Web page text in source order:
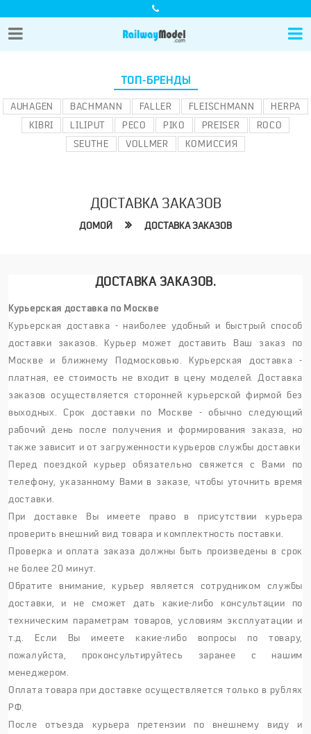
ТОП-БРЕНДЫ
AUHAGEN BACHMANN FALLER FLEISCHMANN
HERPA
KIBRI
LILIPUT PECO PIKO PREISER
ROCO
SEUTHE
VOLLMER КОМИССИЯ
ДОСТАВКА ЗАКАЗОВ
ДОМОЙ ДОСТАВКА ЗАКАЗОВ
ДОСТАВКА ЗАКАЗОВ.
Курьерская доставка по Москве
Курьерская доставка - наиболее удобный и быстрый способ
доставки заказов. Курьер может доставить Ваш заказ по
Москве и ближнему Подмосковью. Курьерская доставка -
платная, ее стоимость не входит в цену моделей. Доставка
заказов осуществляется сторонней курьерской фирмой без
выходных. Срок доставки по Москве - обычно следующий
рабочий день после получения и формирования заказа, но
также зависит и от загруженности курьеров службы доставки
Перед поездкой курьер обязательно свяжется с Вами по
телефону, указанному Вами в заказе, чтобы уточнить время
доставки.
При доставке Вы имеете право в присутствии курьера
проверить внешний вид товара и комплектность поставки.
Проверка и оплата заказа должны быть произведены в срок
не более 20 минут.
Обратите внимание, курьер является сотрудником службы
доставки, и не сможет дать какие-либо консультации по
техническим параметрам товаров, условиям эксплуатации и
т.д. Если Вы имеете какие-либо вопросы по товару,
пожалуйста, проконсультируйтесь заранее с нашим
менеджером.
Оплата товара при доставке осуществляется только в рублях
РФ.
После отъезда курьера претензии по внешнему виду и